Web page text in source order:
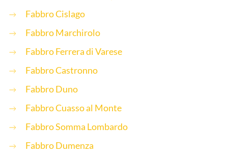
Fabbro Cislago
Fabbro Marchirolo
Fabbro Ferrera di Varese
Fabbro Castronno
Fabbro Duno
Fabbro Cuasso al Monte
Fabbro Somma Lombardo
Fabbro Dumenza